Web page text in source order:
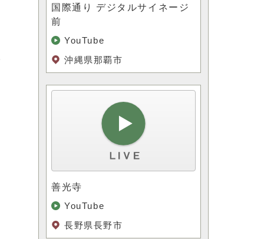
国際通り デジタルサイネージ
前
YouTube
沖縄県那覇市
善光寺
YouTube
長野県長野市